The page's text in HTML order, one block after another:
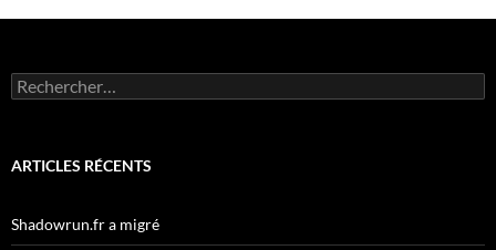
Rechercher :
ARTICLES RÉCENTS
Shadowrun.fr a migré